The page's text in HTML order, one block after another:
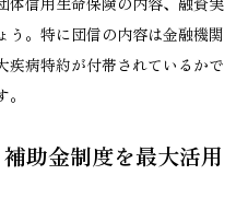
う。特に団信の内容は金融機関
疾病特約が付帯されているかで
助金制度を最大活用